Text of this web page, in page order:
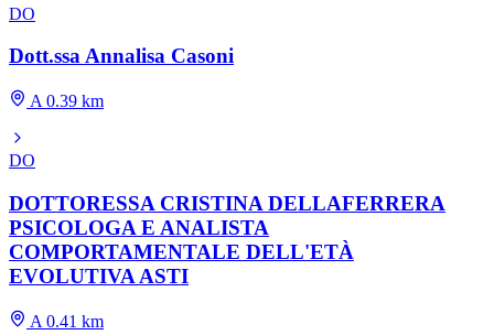
DO
Dott.ssa Annalisa Casoni
A 0.39 km
DO
DOTTORESSA CRISTINA DELLAFERRERA
PSICOLOGA E ANALISTA
COMPORTAMENTALE DELL'ETÀ
EVOLUTIVA ASTI
A 0.41 km